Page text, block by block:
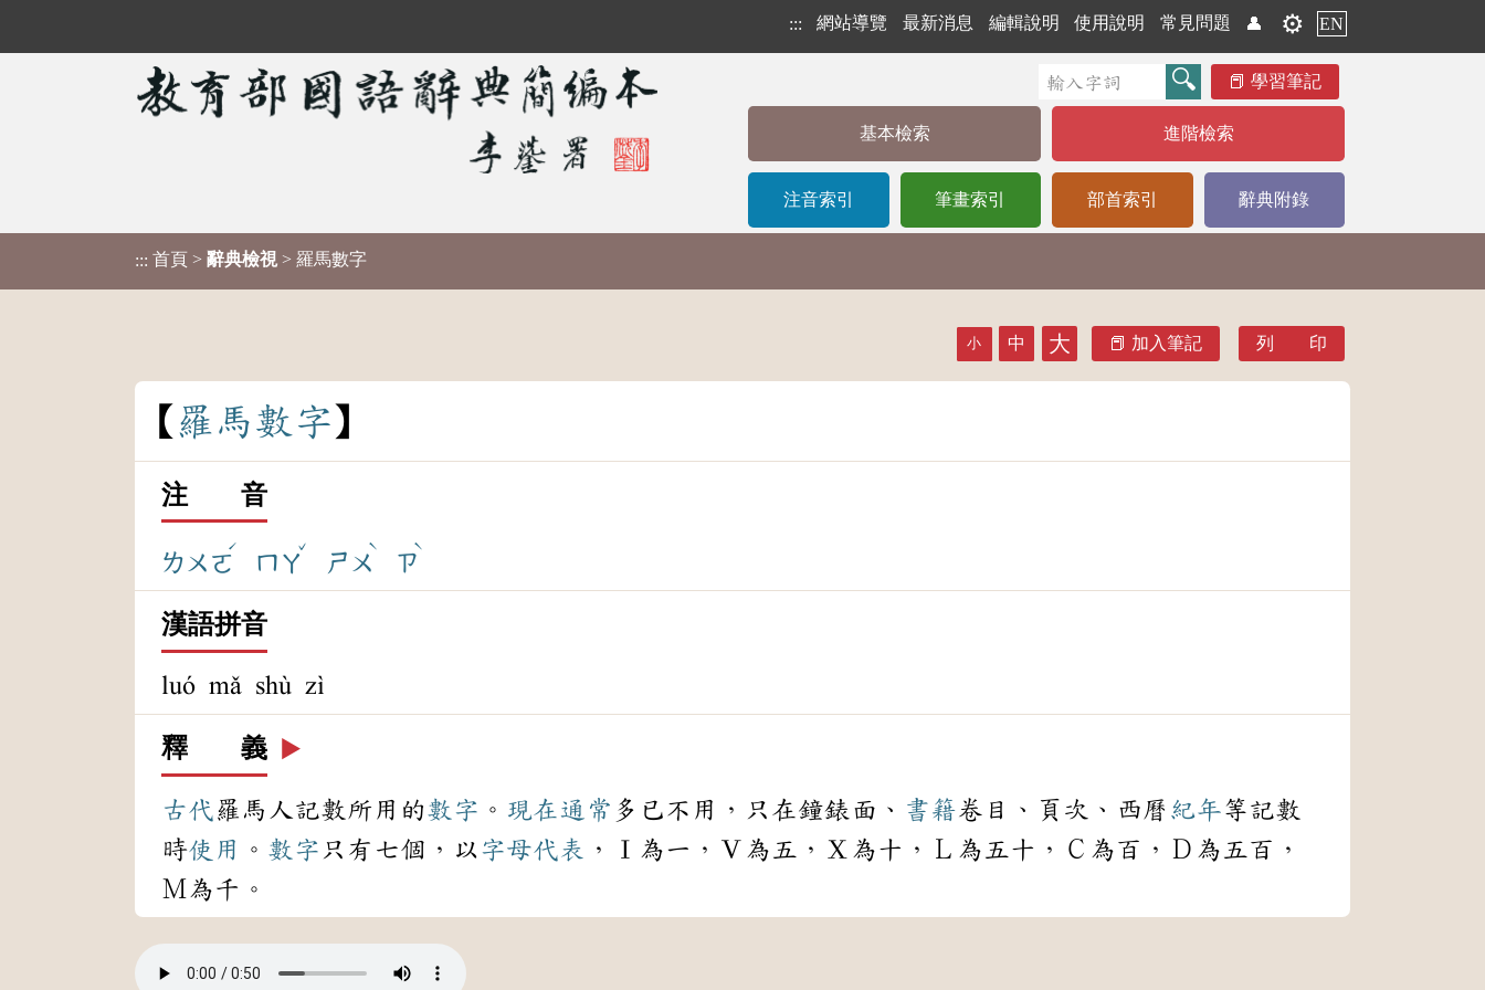
::: 網站導覽 最新消息 編輯說明 使用說明 常見問題 👤 ⚙️ EN
學習筆記
基本檢索 進階檢索
注音索引 筆畫索引 部首索引 辭典附錄
::: 首頁 > 辭典檢視 > 羅馬數字
小 中 大 加入筆記 列 印
羅 馬數 字
注 音
ㄌㄨㄛ
ˊ
ㄇㄚ
ˇ
ㄕㄨ
ˋ
ㄗ
ˋ
漢語拼音
luó mǎ shù zì
釋 義 ▶️
古代羅馬人記數所用的數字 。 現在通常 多已不用，只在鐘錶面、 書籍卷目、頁次、西曆 紀年等記數
時使用 。 數字 只有七個，以字母代表 ，Ⅰ為一，Ⅴ為五，Ⅹ為十，Ｌ為五十，Ｃ為百，Ｄ為五百，
Ｍ為千。